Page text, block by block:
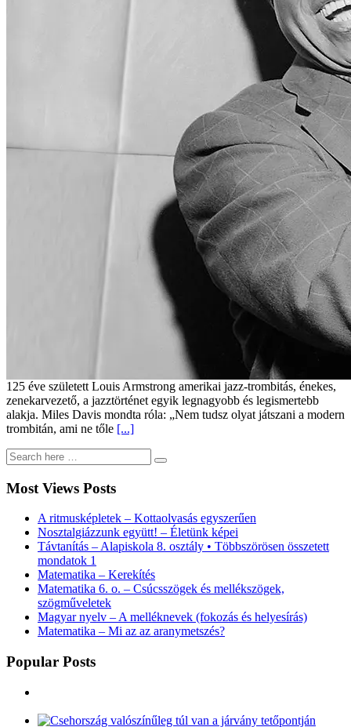
125 éve született Louis Armstrong amerikai jazz-trombitás, énekes,
zenekarvezető, a jazztörténet egyik legnagyobb és legismertebb
alakja. Miles Davis mondta róla: „Nem tudsz olyat játszani a modern
trombitán, ami ne tőle [...]
Most Views Posts
A ritmusképletek – Kottaolvasás egyszerűen
Nosztalgiázzunk együtt! – Életünk képei
Távtanítás – Alapiskola 8. osztály • Többszörösen összetett
mondatok 1
Matematika – Kerekítés
Matematika 6. o. – Csúcsszögek és mellékszögek,
szögműveletek
Magyar nyelv – A melléknevek (fokozás és helyesírás)
Matematika – Mi az az aranymetszés?
Popular Posts